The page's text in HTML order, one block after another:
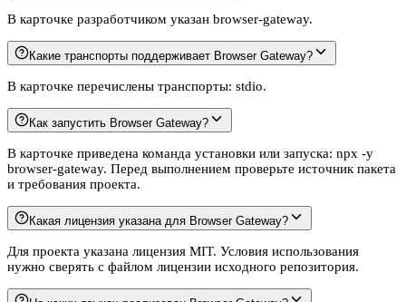
В карточке разработчиком указан browser-gateway.
Какие транспорты поддерживает Browser Gateway?
В карточке перечислены транспорты: stdio.
Как запустить Browser Gateway?
В карточке приведена команда установки или запуска: npx -y
browser-gateway. Перед выполнением проверьте источник пакета
и требования проекта.
Какая лицензия указана для Browser Gateway?
Для проекта указана лицензия MIT. Условия использования
нужно сверять с файлом лицензии исходного репозитория.